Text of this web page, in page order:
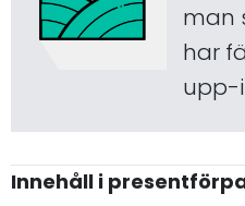
man
har
upp-
Innehåll i